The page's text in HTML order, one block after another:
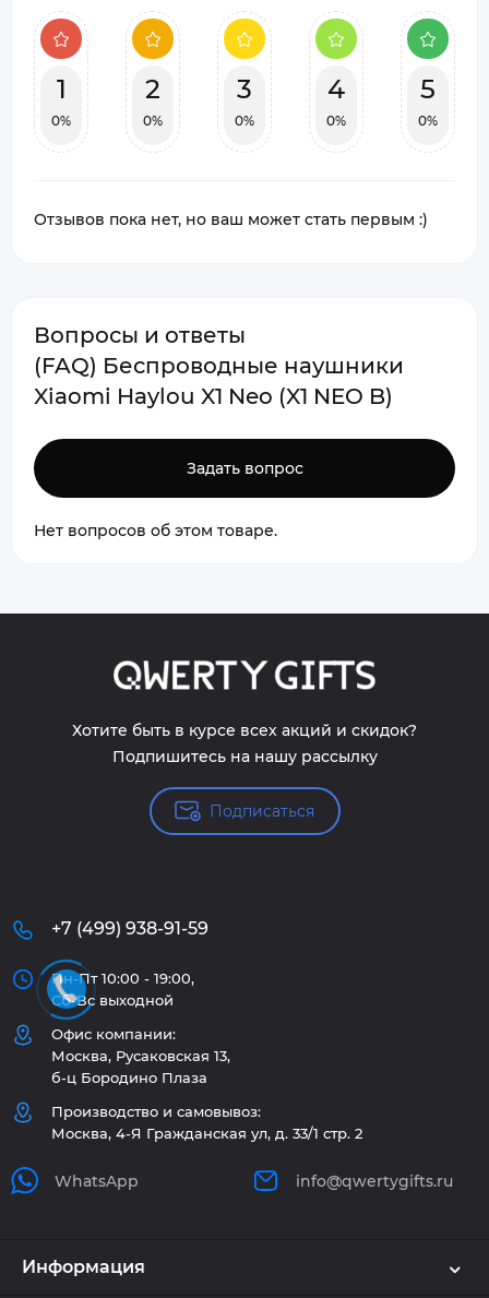
1
0%
2
0%
3
0%
4
0%
5
0%
Отзывов пока нет, но ваш может стать первым :)
Вопросы и ответы
(FAQ) Беспроводные наушники
Xiaomi Haylou X1 Neo (X1 NEO B)
Задать вопрос
Нет вопросов об этом товаре.
Хотите быть в курсе всех акций и скидок?
Подпишитесь на нашу рассылку
Подписаться
+7 (499) 938-91-59
Пн-Пт 10:00 - 19:00,
Сб-Вс выходной
Офис компании:
Москва, Русаковская 13,
б-ц Бородино Плаза
Производство и самовывоз:
Москва, 4-Я Гражданская ул, д. 33/1 стр. 2
WhatsApp info@qwertygifts.ru
Информация